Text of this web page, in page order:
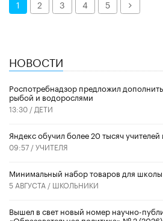
1 2 3 4 5 Далее
НОВОСТИ
Роспотребнадзор предложил
рыбой и водорослями
13:30 / ДЕТИ
​Яндекс обучил более 20 тысяч
09:57 /УЧИТЕЛЯ
Минимальный набор товаров для
5 АВГУСТА / ШКОЛЬНИКИ
Вышел в свет новый номер научно-